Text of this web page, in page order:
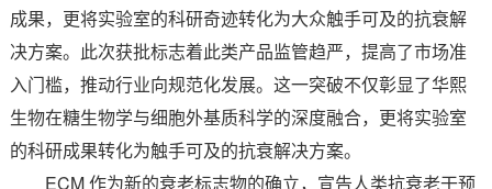
成果，更将实验室的科研奇迹转化为大众触手可及的抗衰解
决方案。此次获批标志着此类产品监管趋严，提高了市场准
入门槛，推动行业向规范化发展。这一突破不仅彰显了华熙
生物在糖生物学与细胞外基质科学的深度融合，更将实验室
的科研成果转化为触手可及的抗衰解决方案。
ECM 作为新的衰老标志物的确立，宣告人类抗衰老干预